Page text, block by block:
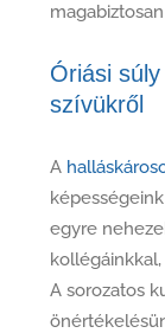
Óriási
szívükről
A
egyre
A sorozatos